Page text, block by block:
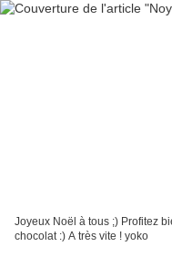
Joyeux Noël à tous ;) Profitez
chocolat :) A très vite ! yoko